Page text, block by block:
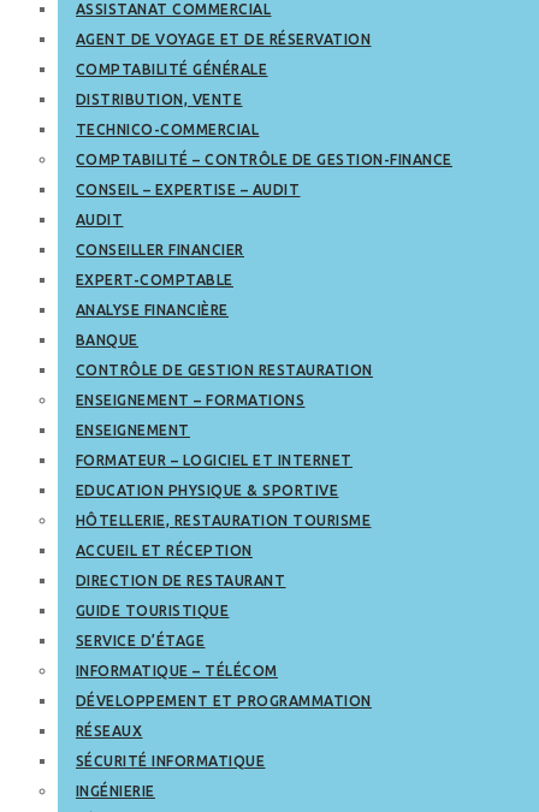
ASSISTANAT COMMERCIAL
AGENT DE VOYAGE ET DE RÉSERVATION
COMPTABILITÉ GÉNÉRALE
DISTRIBUTION, VENTE
TECHNICO-COMMERCIAL
COMPTABILITÉ – CONTRÔLE DE GESTION-FINANCE
CONSEIL – EXPERTISE – AUDIT
AUDIT
CONSEILLER FINANCIER
EXPERT-COMPTABLE
ANALYSE FINANCIÈRE
BANQUE
CONTRÔLE DE GESTION RESTAURATION
ENSEIGNEMENT – FORMATIONS
ENSEIGNEMENT
FORMATEUR – LOGICIEL ET INTERNET
EDUCATION PHYSIQUE & SPORTIVE
HÔTELLERIE, RESTAURATION TOURISME
ACCUEIL ET RÉCEPTION
DIRECTION DE RESTAURANT
GUIDE TOURISTIQUE
SERVICE D’ÉTAGE
INFORMATIQUE – TÉLÉCOM
DÉVELOPPEMENT ET PROGRAMMATION
RÉSEAUX
SÉCURITÉ INFORMATIQUE
INGÉNIERIE